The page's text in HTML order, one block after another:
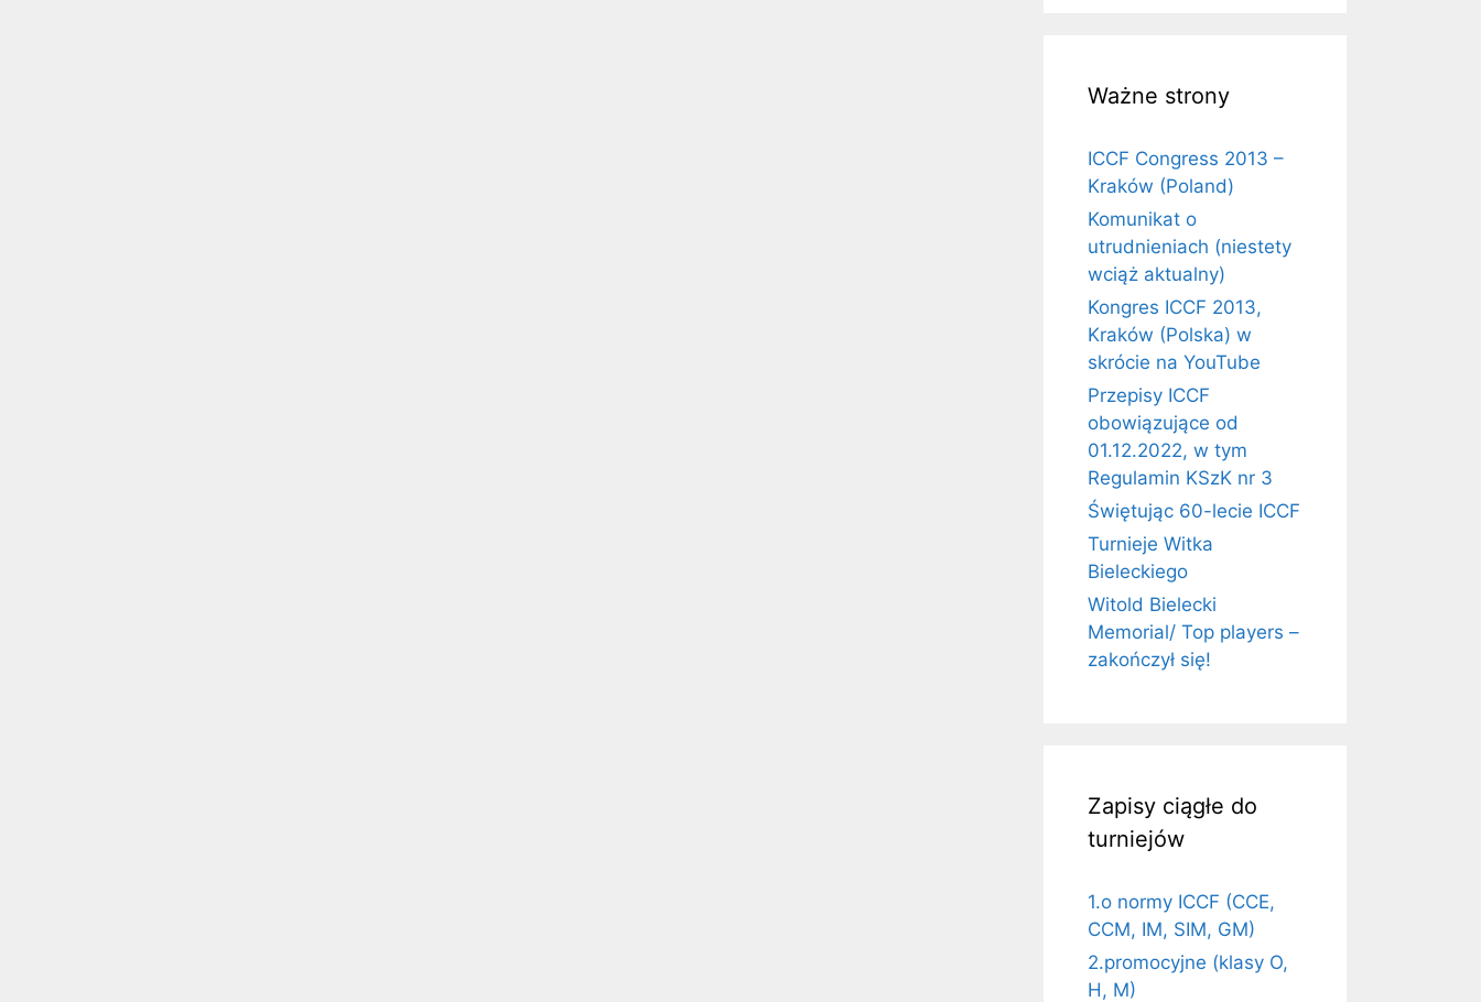
Ważne strony
ICCF Congress 2013 –
Kraków (Poland)
Komunikat o
utrudnieniach (niestety
wciąż aktualny)
Kongres ICCF 2013,
Kraków (Polska) w
skrócie na YouTube
Przepisy ICCF
obowiązujące od
01.12.2022, w tym
Regulamin KSzK nr 3
Świętując 60-lecie ICCF
Turnieje Witka
Bieleckiego
Witold Bielecki
Memorial/ Top players –
zakończył się!
Zapisy ciągłe do
turniejów
1.o normy ICCF (CCE,
CCM, IM, SIM, GM)
2.promocyjne (klasy O,
H, M)